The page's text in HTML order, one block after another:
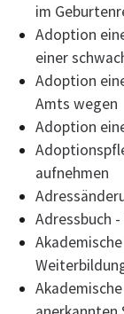
im
Adoption
einer
Adoption
Amts wegen
Adoption
aufnehmen
Adressbuch